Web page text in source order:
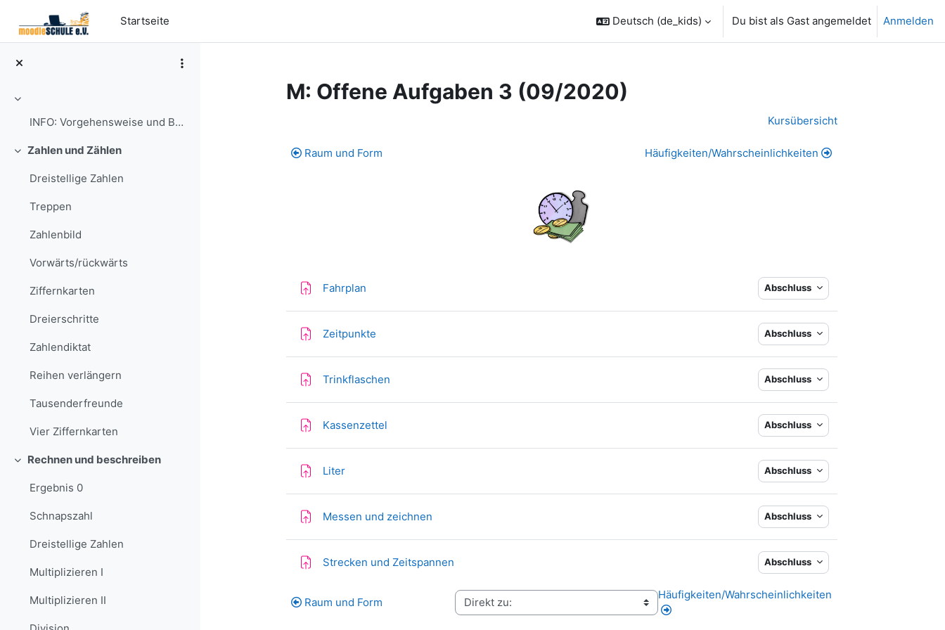
Startseite
Deutsch ‎(de_kids)‎ Du bist als Gast angemeldet Anmelden
Einklappen
INFO: Vorgehensweise und Bewertung
Einklappen
Zahlen und Zählen
Dreistellige Zahlen
Treppen
Zahlenbild
Vorwärts/rückwärts
Ziffernkarten
Dreierschritte
Zahlendiktat
Reihen verlängern
Tausenderfreunde
Vier Ziffernkarten
Einklappen
Rechnen und beschreiben
Ergebnis 0
Schnapszahl
Dreistellige Zahlen
Multiplizieren I
Multiplizieren II
M: Offene Aufgaben 3 (09/2020)
Kursübersicht
Raum und Form Häufigkeiten/Wahrscheinlichkeiten
FahrplanAufgabe Abschluss
ZeitpunkteAufgabe Abschluss
TrinkflaschenAufgabe Abschluss
KassenzettelAufgabe Abschluss
LiterAufgabe Abschluss
Messen und zeichnenAufgabe Abschluss
Strecken und ZeitspannenAufgabe Abschluss
Raum und Form
Häufigkeiten/Wahrscheinlichkeiten